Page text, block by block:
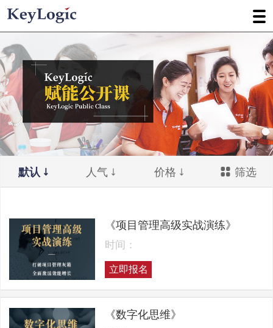
默认 人气 价格 筛选
《项目管理高级实战演练》
时间：
立即报名
《数字化思维》